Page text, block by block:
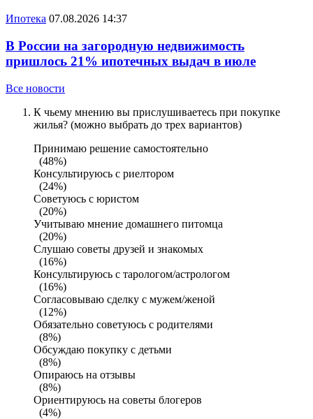
Ипотека 07.08.2026 14:37
В России на загородную недвижимость
пришлось 21% ипотечных выдач в июле
Все новости
К чьему мнению вы прислушиваетесь при покупке
жилья? (можно выбрать до трех вариантов)
Принимаю решение самостоятельно
(48%)
Консультируюсь с риелтором
(24%)
Советуюсь с юристом
(20%)
Учитываю мнение домашнего питомца
(20%)
Слушаю советы друзей и знакомых
(16%)
Консультируюсь с тарологом/астрологом
(16%)
Согласовываю сделку с мужем/женой
(12%)
Обязательно советуюсь с родителями
(8%)
Обсуждаю покупку с детьми
(8%)
Опираюсь на отзывы
(8%)
Ориентируюсь на советы блогеров
(4%)